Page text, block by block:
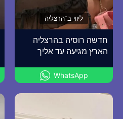
ליווי ב־הרצליה
חדשה רוסיה בהרצליה
הארץ מגיעה עד אליך
WhatsApp